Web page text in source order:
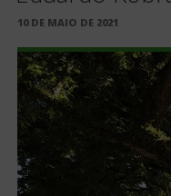
PUBLICADO
10 DE MAIO DE 2021